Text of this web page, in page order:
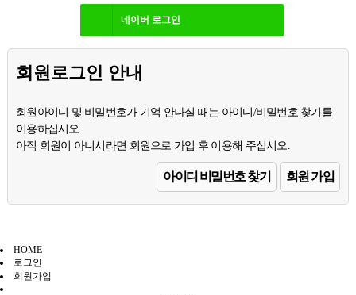
네이버 로그인
회원로그인 안내
회원아이디 및 비밀번호가 기억 안나실 때는 아이디/비밀번호 찾기를
이용하십시오.
아직 회원이 아니시라면 회원으로 가입 후 이용해 주십시오.
아이디 비밀번호 찾기 회원 가입
HOME
로그인
회원가입